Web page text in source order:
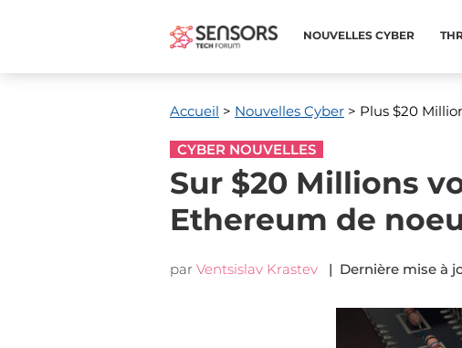
NOUVELLES CYBER
Accueil > Nouvelles Cyber > Plus $20
CYBER NOUVELLES
Sur $20 Millions
Ethereum de
par Ventsislav Krastev | Dernière mise à